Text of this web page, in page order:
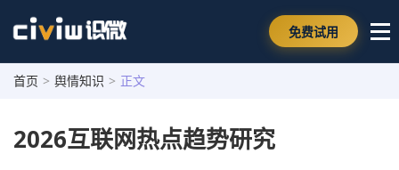
免费试用
首页 > 舆情知识 > 正文
2026互联网热点趋势研究